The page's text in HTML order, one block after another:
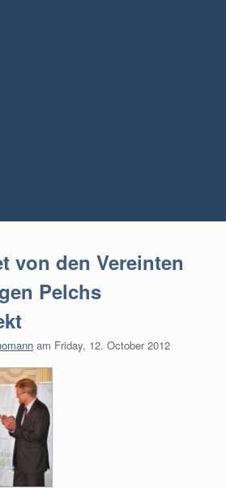
von den Vereinten
Pelchs
am Friday, 12. October 2012